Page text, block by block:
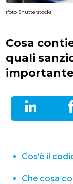
(foto Shutterstock)
Cosa
quali
Cos’è il
Che cosa